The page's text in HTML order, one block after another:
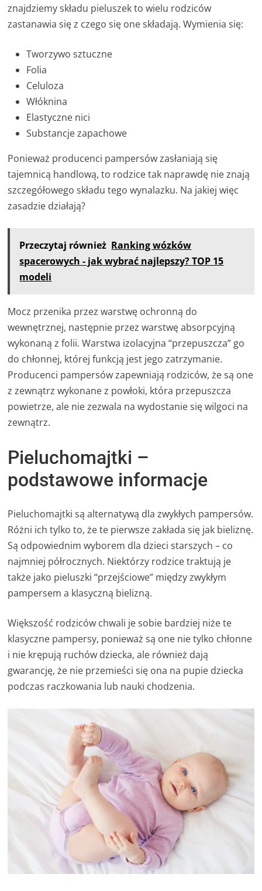
znajdziemy składu pieluszek to wielu rodziców
zastanawia się z czego się one składają. Wymienia się:
Tworzywo sztuczne
Folia
Celuloza
Włóknina
Elastyczne nici
Substancje zapachowe
Ponieważ producenci pampersów zasłaniają się
tajemnicą handlową, to rodzice tak naprawdę nie znają
szczegółowego składu tego wynalazku. Na jakiej więc
zasadzie działają?
Przeczytaj również Ranking wózków
spacerowych - jak wybrać najlepszy? TOP 15
modeli
Mocz przenika przez warstwę ochronną do
wewnętrznej, następnie przez warstwę absorpcyjną
wykonaną z folii. Warstwa izolacyjna “przepuszcza” go
do chłonnej, której funkcją jest jego zatrzymanie.
Producenci pampersów zapewniają rodziców, że są one
z zewnątrz wykonane z powłoki, która przepuszcza
powietrze, ale nie zezwala na wydostanie się wilgoci na
zewnątrz.
Pieluchomajtki –
podstawowe informacje
Pieluchomajtki są alternatywą dla zwykłych pampersów.
Różni ich tylko to, że te pierwsze zakłada się jak bieliznę.
Są odpowiednim wyborem dla dzieci starszych – co
najmniej półrocznych. Niektórzy rodzice traktują je
także jako pieluszki “przejściowe” między zwykłym
pampersem a klasyczną bielizną.
Większość rodziców chwali je sobie bardziej niże te
klasyczne pampersy, ponieważ są one nie tylko chłonne
i nie krępują ruchów dziecka, ale również dają
gwarancję, że nie przemieści się ona na pupie dziecka
podczas raczkowania lub nauki chodzenia.